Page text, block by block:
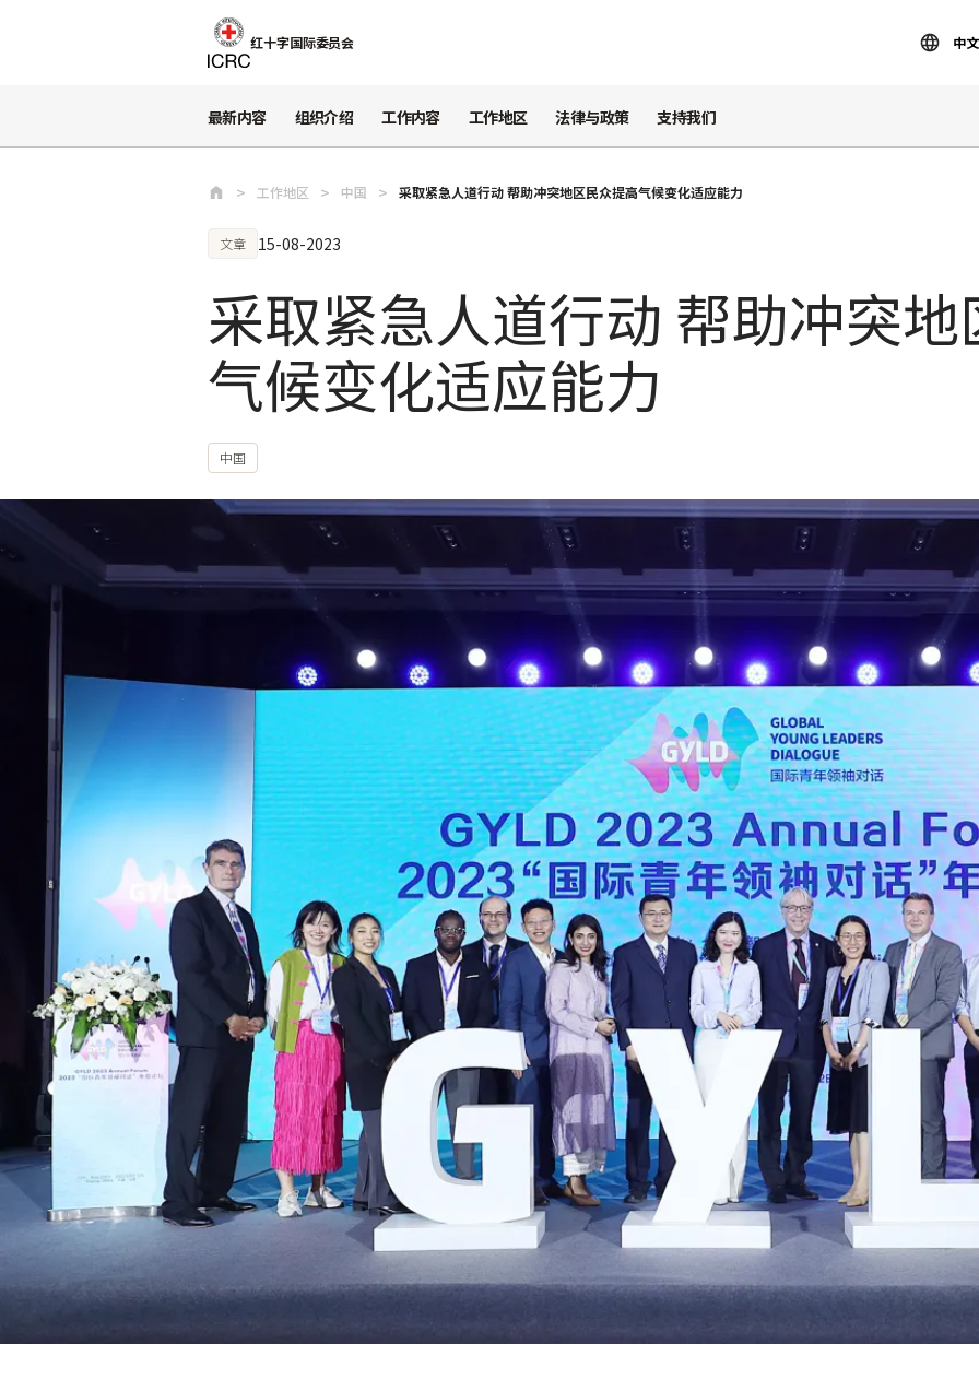
红十字国际委员会 中文
最新内容 组织介绍 工作内容 工作地区 法律与政策 支持我们
工作地区 中国 采取紧急人道行动 帮助冲突地区民众提高气候变化适应能力
文章 15-08-2023
采取紧急人道行动 帮助冲突
气候变化适应能力
中国